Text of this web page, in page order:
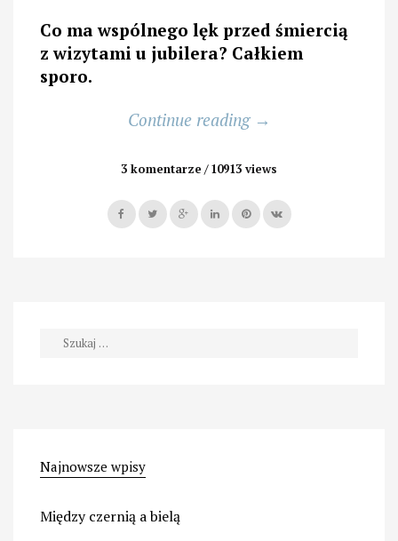
Co ma wspólnego lęk przed śmiercią
z wizytami u jubilera? Całkiem
sporo.
Continue reading „O
strachu
twoja
biżuteria”
→
3 komentarze 10913 views
Szukaj:
Najnowsze wpisy
Między czernią a bielą